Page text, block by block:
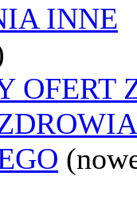
INNE
OFERT